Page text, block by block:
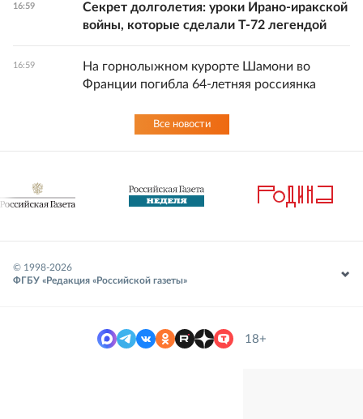
16:59
Секрет долголетия: уроки Ирано-иракской
войны, которые сделали Т-72 легендой
16:59
На горнолыжном курорте Шамони во
Франции погибла 64-летняя россиянка
Все новости
© 1998-2026
ФГБУ «Редакция «Российской газеты»
18+